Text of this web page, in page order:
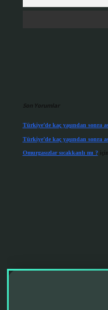
Son Yorumlar
Türkiye’de kaç yaşından sonra
Türkiye’de kaç yaşından sonra
Omurgasızlar sıcakkanlı mı ?için